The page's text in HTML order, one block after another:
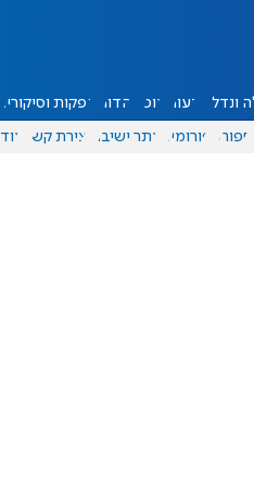
ונדל"ן דעות אוכל יהדות הפקות וסיקורים
ספורט פורומים אתר ישיבה יצירת קשר עוד